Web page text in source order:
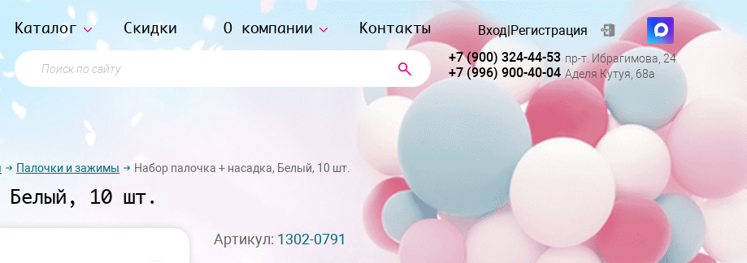
Каталог Скидки О компании Контакты
Поиск по сайту
Вход|Регистрация
+7 (900) 324-44-53 пр-т. Ибрагимова, 24
+7 (996) 900-40-04 Аделя Кутуя, 68а
Палочки и зажимы Набор палочка + насадка, Белый, 10 шт.
Белый, 10 шт.
Артикул: 1302-0791